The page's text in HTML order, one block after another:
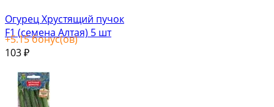
Огурец Хрустящий пучок
F1 (семена Алтая) 5 шт
+5.15бонус(ов)
103 ₽